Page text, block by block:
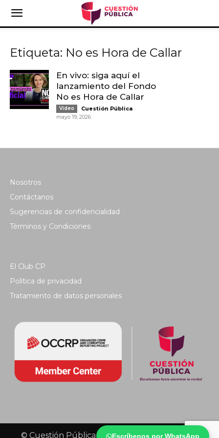
Escríbenos por WhatsApp
Etiqueta: No es Hora de Callar
En vivo: siga aquí el
lanzamiento del Fondo
No es Hora de Callar
Video Cuestión Pública -
mayo 19, 2026
Nosotros
Contáctanos
Sugerencias de confidencialidad
Términos y Condiciones
El Club CP
Política de privacidad
Tratamiento de datos personales
© Cuestión Pública 2018 - Todos los derechos